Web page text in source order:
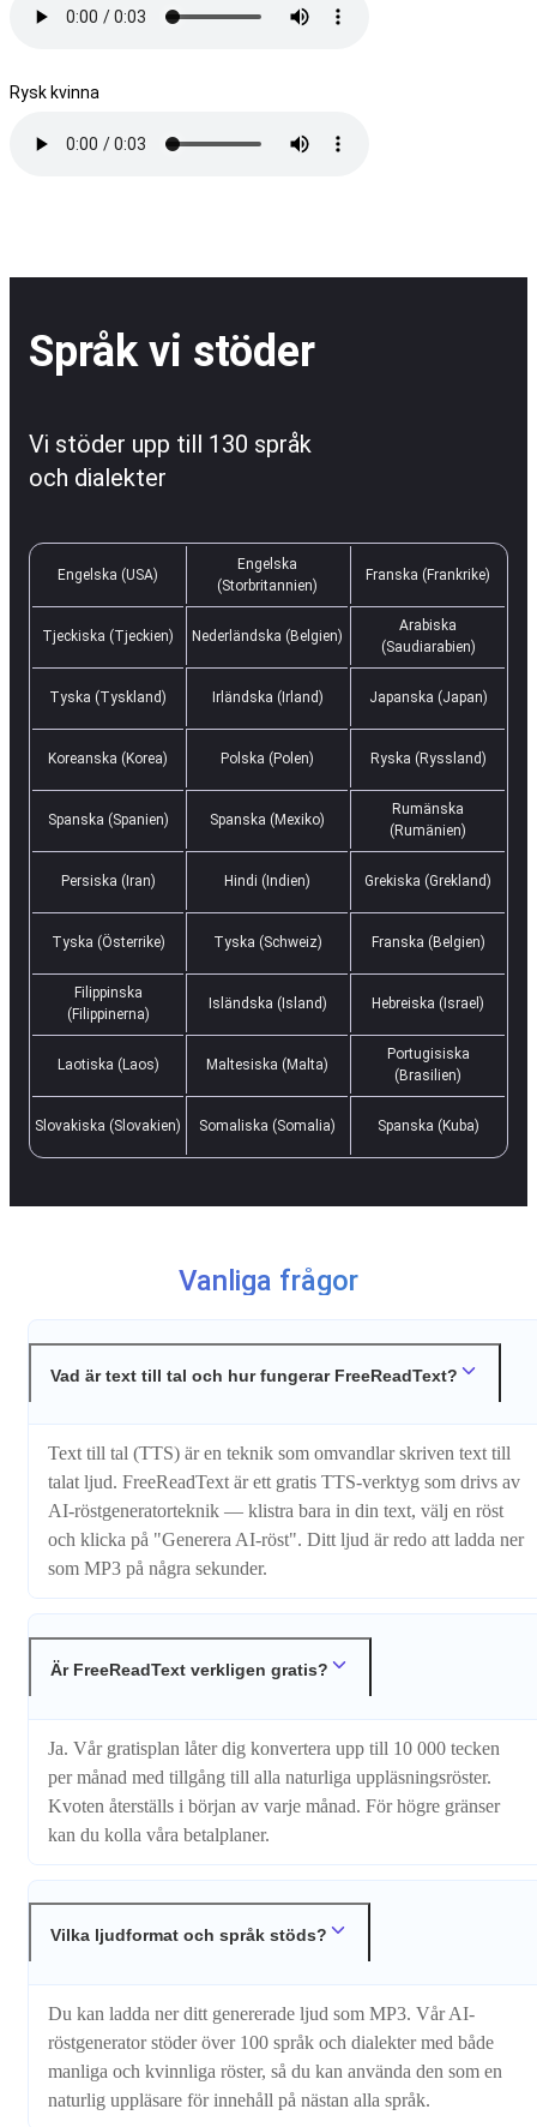
Rysk kvinna
Språk vi stöder
Vi stöder upp till 130 språk
och dialekter
Engelska (USA)
Engelska
(Storbritannien)
Franska (Frankrike)
Tjeckiska (Tjeckien) Nederländska (Belgien)
Arabiska
(Saudiarabien)
Tyska (Tyskland) Irländska (Irland) Japanska (Japan)
Koreanska (Korea) Polska (Polen) Ryska (Ryssland)
Spanska (Spanien) Spanska (Mexiko)
Rumänska
(Rumänien)
Persiska (Iran) Hindi (Indien) Grekiska (Grekland)
Tyska (Österrike) Tyska (Schweiz) Franska (Belgien)
Filippinska
(Filippinerna)
Isländska (Island) Hebreiska (Israel)
Laotiska (Laos) Maltesiska (Malta)
Portugisiska
(Brasilien)
Slovakiska (Slovakien) Somaliska (Somalia) Spanska (Kuba)
Vanliga frågor
Vad är text till tal och hur fungerar FreeReadText?
Text till tal (TTS) är en teknik som omvandlar skriven text till
talat ljud. FreeReadText är ett gratis TTS-verktyg som drivs av
AI-röstgeneratorteknik — klistra bara in din text, välj en röst
och klicka på "Generera AI-röst". Ditt ljud är redo att ladda ner
som MP3 på några sekunder.
Är FreeReadText verkligen gratis?
Ja. Vår gratisplan låter dig konvertera upp till 10 000 tecken
per månad med tillgång till alla naturliga uppläsningsröster.
Kvoten återställs i början av varje månad. För högre gränser
kan du kolla våra betalplaner.
Vilka ljudformat och språk stöds?
Du kan ladda ner ditt genererade ljud som MP3. Vår AI-
röstgenerator stöder över 100 språk och dialekter med både
manliga och kvinnliga röster, så du kan använda den som en
naturlig uppläsare för innehåll på nästan alla språk.